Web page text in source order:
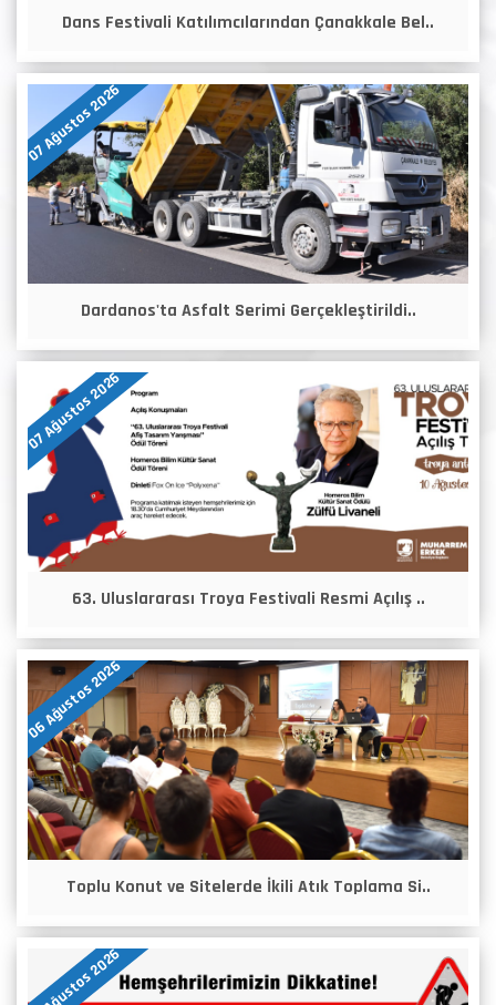
Dans Festivali Katılımcılarından Çanakkale Bel..
07 Ağustos 2026
Dardanos'ta Asfalt Serimi Gerçekleştirildi..
07 Ağustos 2026
63. Uluslararası Troya Festivali Resmi Açılış ..
06 Ağustos 2026
Toplu Konut ve Sitelerde İkili Atık Toplama Si..
05 Ağustos 2026